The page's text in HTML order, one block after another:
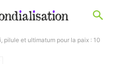
pilule et ultimatum pour la paix : 10